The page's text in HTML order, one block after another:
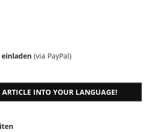
einladen (via PayPal)
INTO YOUR LANGUAGE!